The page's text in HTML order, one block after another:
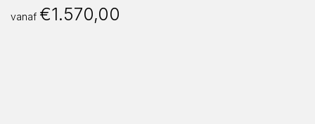
vanaf €1.570,00